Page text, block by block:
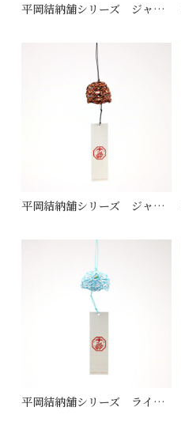
平岡結納舗シリーズ ジャパン
平岡結納舗シリーズ ジャーマニー
平岡結納舗シリーズ ライトブルー